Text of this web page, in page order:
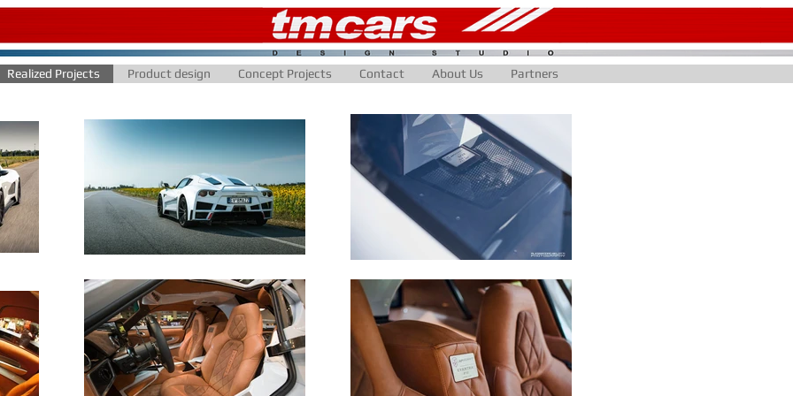
Realized Projects Product design Concept Projects Contact About Us Partners